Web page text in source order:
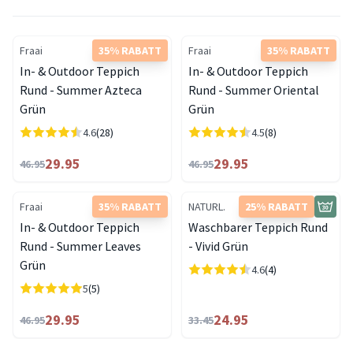
35% RABATT
Fraai
In- & Outdoor Teppich
Rund - Summer Azteca
Grün
4.6(28)
46.9529.95
35% RABATT
Fraai
In- & Outdoor Teppich
Rund - Summer Oriental
Grün
4.5(8)
46.9529.95
35% RABATT
Fraai
In- & Outdoor Teppich
Rund - Summer Leaves
Grün
5(5)
46.9529.95
25% RABATT
NATURL.
Waschbarer Teppich Rund
- Vivid Grün
4.6(4)
33.4524.95